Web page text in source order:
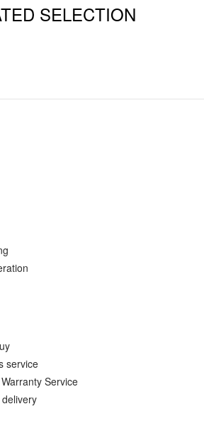
SELECTION
service
Service